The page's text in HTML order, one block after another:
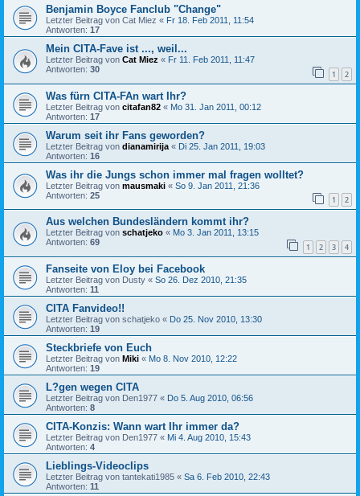
Benjamin Boyce Fanclub "Change"
Letzter Beitrag von Cat Miez « Fr 18. Feb 2011, 11:54
Antworten: 17
Mein CITA-Fave ist ..., weil...
Letzter Beitrag von Cat Miez « Fr 11. Feb 2011, 11:47
Antworten: 30 1 2
Was fürn CITA-FAn wart Ihr?
Letzter Beitrag von citafan82 « Mo 31. Jan 2011, 00:12
Antworten: 17
Warum seit ihr Fans geworden?
Letzter Beitrag von dianamirija « Di 25. Jan 2011, 19:03
Antworten: 16
Was ihr die Jungs schon immer mal fragen wolltet?
Letzter Beitrag von mausmaki « So 9. Jan 2011, 21:36
Antworten: 25 1 2
Aus welchen Bundesländern kommt ihr?
Letzter Beitrag von schatjeko « Mo 3. Jan 2011, 13:15
Antworten: 69 1 2 3 4
Fanseite von Eloy bei Facebook
Letzter Beitrag von Dusty « So 26. Dez 2010, 21:35
Antworten: 11
CITA Fanvideo!!
Letzter Beitrag von schatjeko « Do 25. Nov 2010, 13:30
Antworten: 19
Steckbriefe von Euch
Letzter Beitrag von Miki « Mo 8. Nov 2010, 12:22
Antworten: 19
L?gen wegen CITA
Letzter Beitrag von Den1977 « Do 5. Aug 2010, 06:56
Antworten: 8
CITA-Konzis: Wann wart Ihr immer da?
Letzter Beitrag von Den1977 « Mi 4. Aug 2010, 15:43
Antworten: 4
Lieblings-Videoclips
Letzter Beitrag von tantekati1985 « Sa 6. Feb 2010, 22:43
Antworten: 11